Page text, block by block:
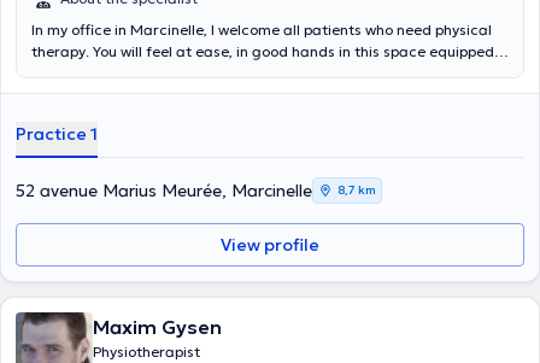
In my office in Marcinelle, I welcome all patients who need physical
therapy. You will feel at ease, in good hands in this space equipped
getting around, I will come to your home to provide professional
area, contact Badiaâ Choukaïli, an experienced physical therapist
today.
Practice 1
52 avenue Marius Meurée, Marcinelle 8,7 km
View profile
Maxim Gysen
Physiotherapist